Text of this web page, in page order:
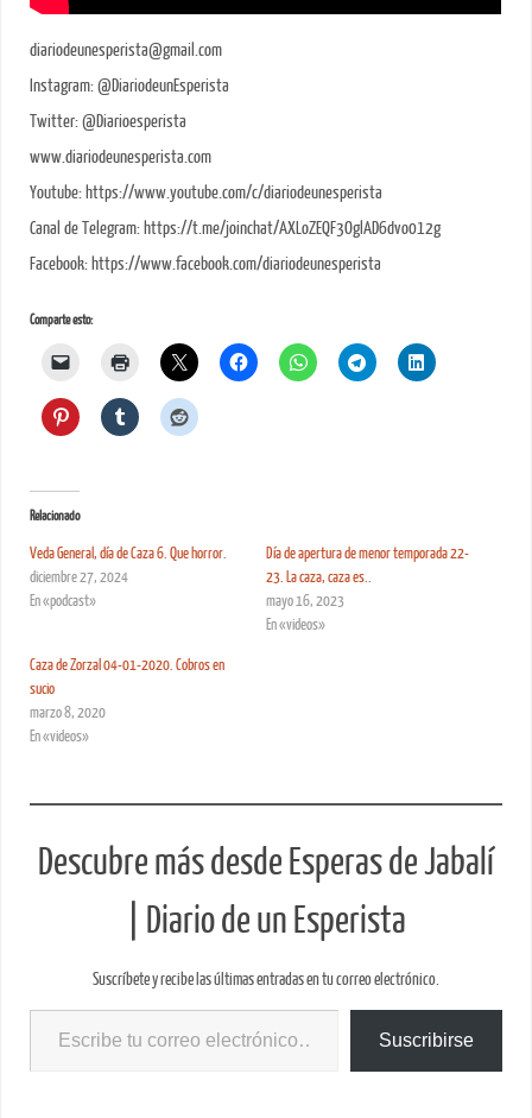
diariodeunesperista@gmail.com
Instagram: @DiariodeunEsperista
Twitter: @Diarioesperista
www.diariodeunesperista.com
Youtube: https://www.youtube.com/c/diariodeunesperista
Canal de Telegram: https://t.me/joinchat/AXLoZEQF3OglAD6dvo012g
Facebook: https://www.facebook.com/diariodeunesperista
Comparte esto:
Relacionado
Veda General, día de Caza 6. Que horror.
diciembre 27, 2024
En «podcast»
Día de apertura de menor temporada 22-
23. La caza, caza es..
mayo 16, 2023
En «videos»
Caza de Zorzal 04-01-2020. Cobros en
sucio
marzo 8, 2020
En «videos»
Descubre más desde Esperas de Jabalí
| Diario de un Esperista
Suscríbete y recibe las últimas entradas en tu correo electrónico.
Suscribirse